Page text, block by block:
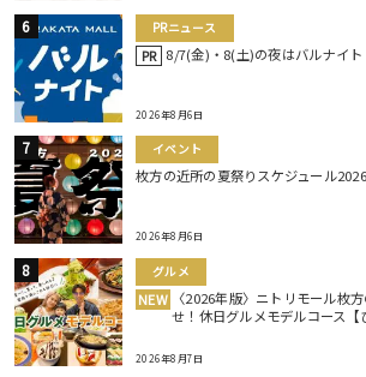
PRニュース
PR 8/7(金)・8(土)の夜はバルナイト
2026年8月6日
イベント
枚方の近所の夏祭りスケジュール
2026年8月6日
グルメ
NEW 〈2026年版〉ニトリモール枚
せ！休日グルメモデルコース【
2026年8月7日